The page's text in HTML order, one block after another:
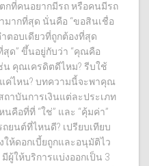
กที่คนอยากมีรถ หรือคนมีรถ
มากที่สุด นั่นคือ “ขอสินเชื่อ
ตอบเดียวที่ถูกต้องที่สุด
สุด” ขึ้นอยู่กับว่า “คุณคือ
น คุณเครดิตดีไหม? รีบใช้
ค่ไหน? บทความนี้จะพาคุณ
ถาบันการเงินแต่ละประเภท
คือที่ที่ “ใช่” และ “คุ้มค่า”
นต์ที่ไหนดี? เปรียบเทียบ
ห้ดอกเบี้ยถูกและอนุมัติไว
ผู้ให้บริการแบ่งออกเป็น 3